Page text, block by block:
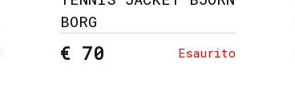
BORG
€ 70 Esaurito